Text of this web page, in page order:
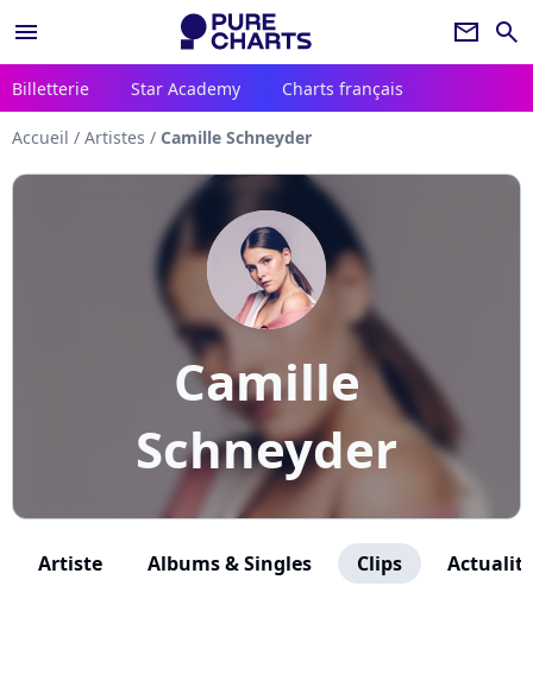
menu newsletter search
Billetterie Star Academy Charts français
Accueil / Artistes / Camille Schneyder
Camille
Schneyder
Artiste Albums & Singles Clips